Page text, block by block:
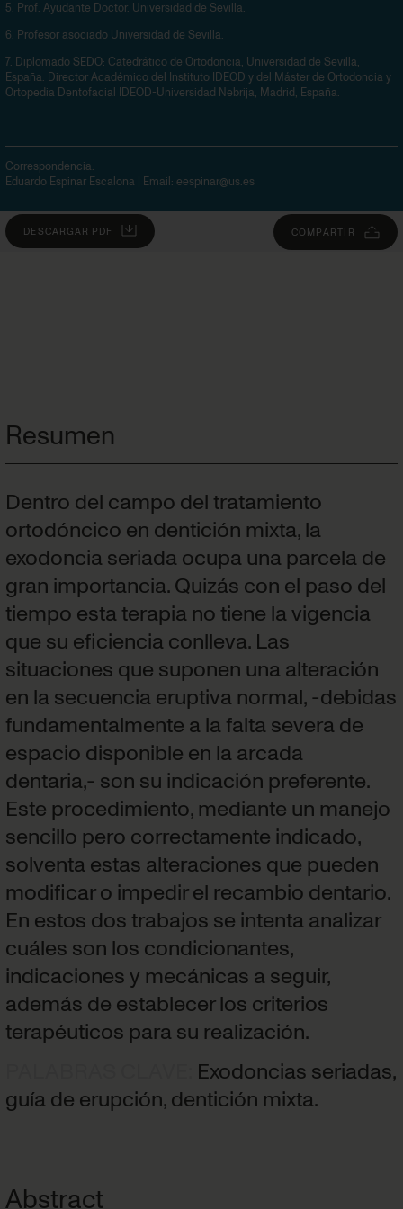
5. Prof. Ayudante Doctor. Universidad de Sevilla.
6. Profesor asociado Universidad de Sevilla.
7. Diplomado SEDO: Catedrático de Ortodoncia, Universidad de Sevilla,
España. Director Académico del Instituto IDEOD y del Máster de Ortodoncia y
Ortopedia Dentofacial IDEOD-Universidad Nebrija, Madrid, España.
Correspondencia:
Eduardo Espinar Escalona | Email: eespinar@us.es
DESCARGAR PDF COMPARTIR
Resumen
Dentro del campo del tratamiento
ortodóncico en dentición mixta, la
exodoncia seriada ocupa una parcela de
gran importancia. Quizás con el paso del
tiempo esta terapia no tiene la vigencia
que su eficiencia conlleva. Las
situaciones que suponen una alteración
en la secuencia eruptiva normal, -debidas
fundamentalmente a la falta severa de
espacio disponible en la arcada
dentaria,- son su indicación preferente.
Este procedimiento, mediante un manejo
sencillo pero correctamente indicado,
solventa estas alteraciones que pueden
modificar o impedir el recambio dentario.
En estos dos trabajos se intenta analizar
cuáles son los condicionantes,
indicaciones y mecánicas a seguir,
además de establecer los criterios
terapéuticos para su realización.
Exodoncias seriadas,
guía de erupción, dentición mixta.
Abstract